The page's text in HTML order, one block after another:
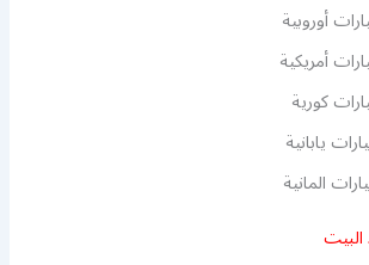
أوروبية
أمريكية
كورية
يابانية
المانية